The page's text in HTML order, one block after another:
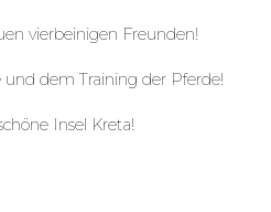
eine Menge Arbeit
Unterstützung
da sich die Organisation
vierbeinigen Freunden!
dem Training der Pferde!
Insel Kreta!